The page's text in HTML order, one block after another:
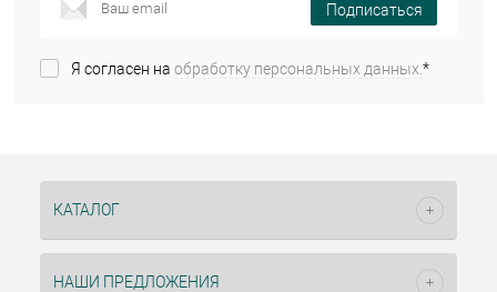
Подписаться
Я согласен на обработку персональных данных.*
КАТАЛОГ
НАШИ ПРЕДЛОЖЕНИЯ